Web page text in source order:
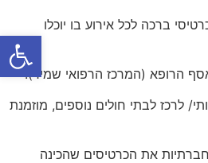
פתח
ברכה לכל אירוע בו יוכלו
הרופא (המרכז הרפואי שמיר).
לרכז לבתי חולים נוספים, מוזמנת
את הכרטיסים שהכינה